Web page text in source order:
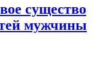
существо
мужчины